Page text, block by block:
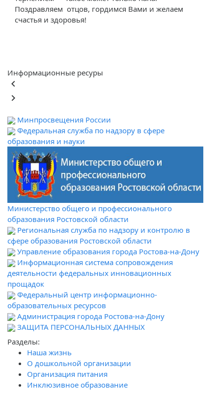
Поздравляем отцов, гордимся Вами и желаем
счастья и здоровья!
Информационные ресуры
keyboard_arrow_left
keyboard_arrow_right
Минпросвещения России
Федеральная служба по надзору в сфере
образования и науки
Министерство общего и профессионального
образования Ростовской области
Региональная служба по надзору и контролю в
сфере образования Ростовской области
Управление образования города Ростова-на-Дону
Информационная система сопровождения
деятельности федеральных инновационных
прощадок
Федеральный центр информационно-
образовательных ресурсов
Администрация города Ростова-на-Дону
ЗАЩИТА ПЕРСОНАЛЬНЫХ ДАННЫХ
Разделы:
Наша жизнь
О дошкольной организации
Организация питания
Инклюзивное образование